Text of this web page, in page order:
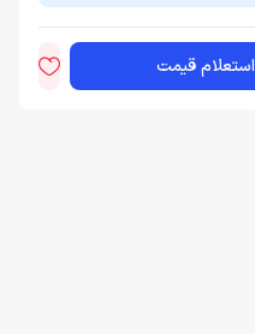
استعلام قیمت